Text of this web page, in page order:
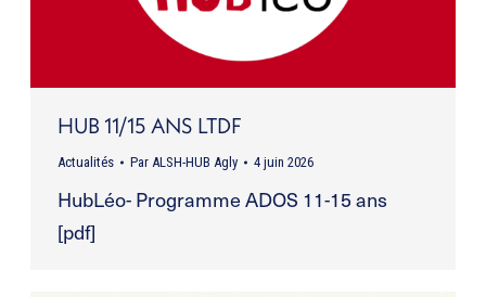
HUB 11/15 ANS LTDF
Actualités Par ALSH-HUB Agly 4 juin 2026
HubLéo- Programme ADOS 11-15 ans
[pdf]